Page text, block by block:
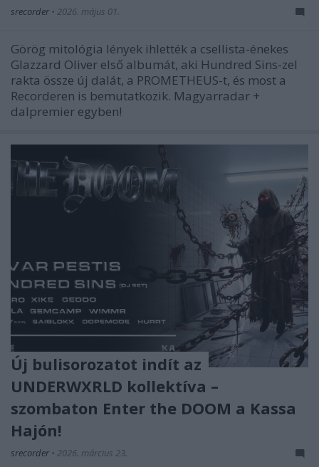
srecorder • 2026. május 01.
Görög mitológia lények ihlették a csellista-énekes
Glazzard Oliver első albumát, aki Hundred Sins-zel
rakta össze új dalát, a PROMETHEUS-t, és most a
Recorderen is bemutatkozik. Magyarradar +
dalpremier egyben!
Új bulisorozatot indít az
UNDERWXRLD kollektíva –
szombaton Enter the DOOM a Kassa
Hajón!
srecorder • 2026. március 23.